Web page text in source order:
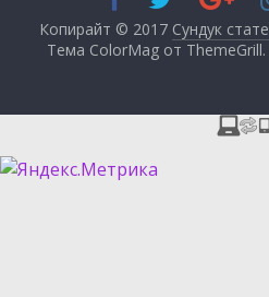
Копирайт © 2017 Сундук
Тема ColorMag от ThemeGrill